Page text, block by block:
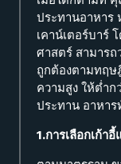
ประทานอาหาร
เคาน์เตอร์บาร์
ศาสตร์ สามาร
ถูกต้องตามทฤษ
ความสูง ให้ต่ำก
ประทาน อาหาร
1.การเลือกเก้า